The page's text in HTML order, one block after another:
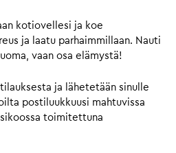
kotiovellesi ja koe
ja laatu parhaimmillaan. Nauti
vaan osa elämystä!
ja lähetetään sinulle
postiluukkuusi mahtuvissa
toimitettuna